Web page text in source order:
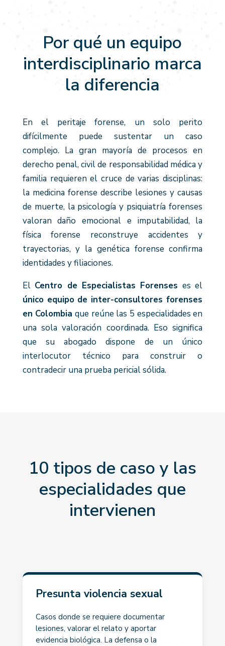
Por qué un equipo
interdisciplinario marca
la diferencia
En el peritaje forense, un solo perito
difícilmente puede sustentar un caso
complejo. La gran mayoría de procesos en
derecho penal, civil de responsabilidad médica y
familia requieren el cruce de varias disciplinas:
la medicina forense describe lesiones y causas
de muerte, la psicología y psiquiatría forenses
valoran daño emocional e imputabilidad, la
física forense reconstruye accidentes y
trayectorias, y la genética forense confirma
identidades y filiaciones.
El Centro de Especialistas Forenses es el
único equipo de inter-consultores forenses
en Colombia que reúne las 5 especialidades en
una sola valoración coordinada. Eso significa
que su abogado dispone de un único
interlocutor técnico para construir o
contradecir una prueba pericial sólida.
10 tipos de caso y las
especialidades que
intervienen
Presunta violencia sexual
Casos donde se requiere documentar
lesiones, valorar el relato y aportar
evidencia biológica. La defensa o la